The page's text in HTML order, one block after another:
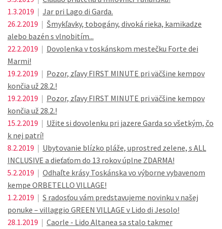
1.3.2019 | Jar pri Lago di Garda.
26.2.2019 | Šmykľavky, tobogány, divoká rieka, kamikadze
alebo bazén s vlnobitím...
22.2.2019 | Dovolenka v toskánskom mestečku Forte dei
Marmi!
19.2.2019 | Pozor, zľavy FIRST MINUTE pri väčšine kempov
končia už 28.2.!
19.2.2019 | Pozor, zľavy FIRST MINUTE pri väčšine kempov
končia už 28.2.!
15.2.2019 | Užite si dovolenku pri jazere Garda so všetkým, čo
k nej patrí!
8.2.2019 | Ubytovanie blízko pláže, uprostred zelene, s ALL
INCLUSIVE a dieťaťom do 13 rokov úplne ZDARMA!
5.2.2019 | Odhaľte krásy Toskánska vo výborne vybavenom
kempe ORBETELLO VILLAGE!
1.2.2019 | S radosťou vám predstavujeme novinku v našej
ponuke – villaggio GREEN VILLAGE v Lido di Jesolo!
28.1.2019 | Caorle - Lido Altanea sa stalo takmer